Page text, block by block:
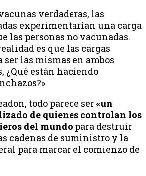
verdaderas, las
experimentarían una carga
las personas no vacunadas.
es que las cargas
las mismas en ambos
¿Qué están haciendo
todo parece ser«un
de quienes controlan los
del mundo para destruir
cadenas de suministro y la
para marcar el comienzo de